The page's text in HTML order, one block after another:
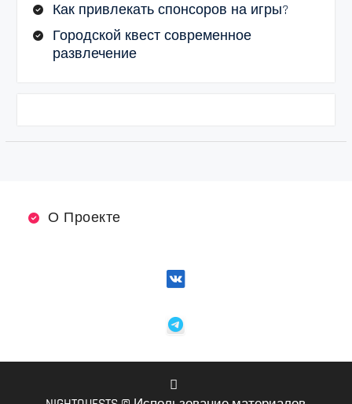
Как привлекать спонсоров на игры?
Городской квест современное
развлечение
О Проекте